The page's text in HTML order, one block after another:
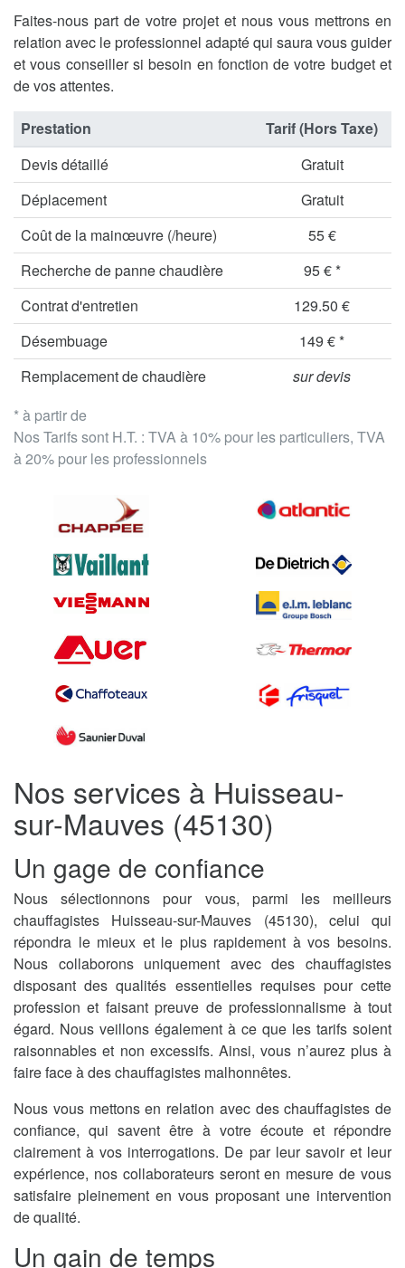
Faites-nous part de votre projet et nous vous mettrons en
relation avec le professionnel adapté qui saura vous guider
et vous conseiller si besoin en fonction de votre budget et
de vos attentes.
* à partir de
Nos Tarifs sont H.T. : TVA à 10% pour les particuliers, TVA
à 20% pour les professionnels
Prestation
Tarif (Hors Taxe)
Devis détaillé
Gratuit
Déplacement
Gratuit
Coût de la mainœuvre (/heure)
55 €
Recherche de panne chaudière
95 € *
Contrat d'entretien
129.50 €
Désembuage
149 € *
Remplacement de chaudière
sur devis
Nos services à Huisseau-
sur-Mauves (45130)
Un gage de confiance
Nous sélectionnons pour vous, parmi les meilleurs
chauffagistes Huisseau-sur-Mauves (45130), celui qui
répondra le mieux et le plus rapidement à vos besoins.
Nous collaborons uniquement avec des chauffagistes
disposant des qualités essentielles requises pour cette
profession et faisant preuve de professionnalisme à tout
égard. Nous veillons également à ce que les tarifs soient
raisonnables et non excessifs. Ainsi, vous n’aurez plus à
faire face à des chauffagistes malhonnêtes.
Nous vous mettons en relation avec des chauffagistes de
confiance, qui savent être à votre écoute et répondre
clairement à vos interrogations. De par leur savoir et leur
expérience, nos collaborateurs seront en mesure de vous
satisfaire pleinement en vous proposant une intervention
de qualité.
Un gain de temps